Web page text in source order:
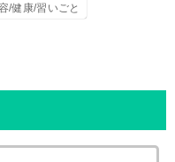
/健康/習いごと